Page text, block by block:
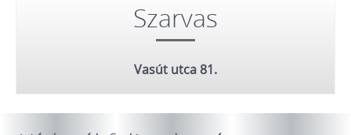
Szarvas
Vasút utca 81.